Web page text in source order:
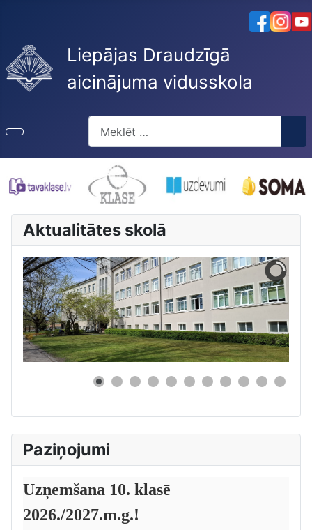
Liepājas Draudzīgā
aicinājuma vidusskola
Aktualitātes skolā
Paziņojumi
Uzņemšana 10. klasē
2026./2027.m.g.!